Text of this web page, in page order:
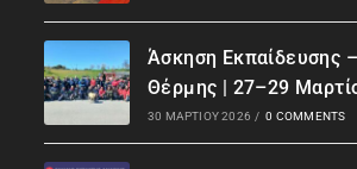
Άσκηση Εκπαίδευσης
Θέρμης | 27–29
30 ΜΑΡΤΊΟΥ 2026 / 0 COMMENTS